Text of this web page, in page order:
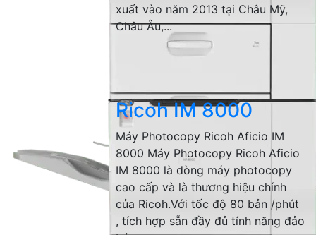
xuất vào năm 2013 tại Châu Mỹ,
Châu Âu,...
Ricoh IM 8000
Máy Photocopy Ricoh Aficio IM
8000 Máy Photocopy Ricoh Aficio
IM 8000 là dòng máy photocopy
cao cấp và là thương hiệu chính
của Ricoh.Với tốc độ 80 bản /phút
, tích hợp sẵn đầy đủ tính năng đảo